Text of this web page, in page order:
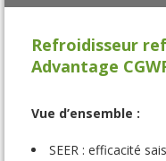
Refroidisseur
Advantage
Vue d’ensemble :
SEER : efficacité